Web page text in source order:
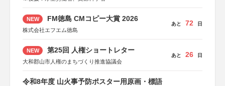
NEW FM徳島 CMコピー大賞 2026
株式会社エフエム徳島
あと 72 日
NEW 第25回 人権ショートレター
大和郡山市人権のまちづくり推進協議会
あと 26 日
令和8年度 山火事予防ポスター用原画・標語